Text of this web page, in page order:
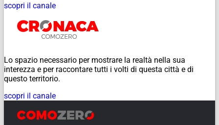
scopri il canale
Lo spazio necessario per mostrare la realtà nella sua
interezza e per raccontare tutti i volti di questa città e di
questo territorio.
scopri il canale